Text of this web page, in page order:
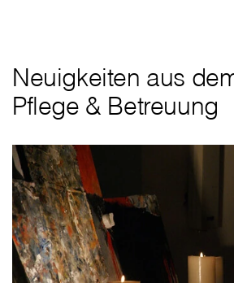
Neuigkeiten aus
Pflege & Betreuung